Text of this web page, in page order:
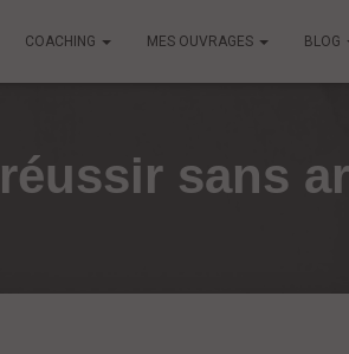
COACHING MES OUVRAGES BLOG
sans